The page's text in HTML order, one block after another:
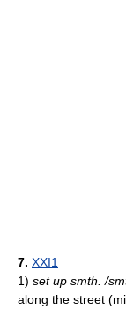
7. XXI1
1) set up smth. /
along the street